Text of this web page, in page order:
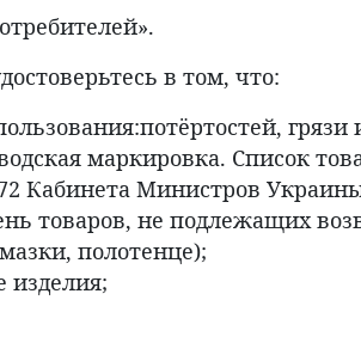
в том, что:
маркировка. Список
Кабинета Министров
товаров, не подлежащих
полотенце);
изделия;